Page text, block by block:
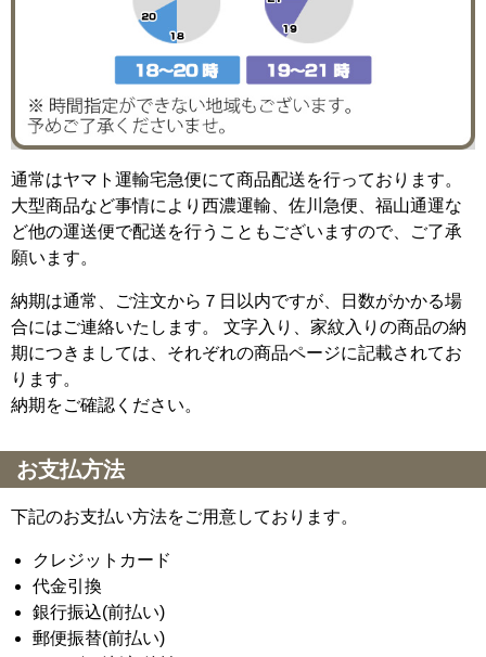
通常はヤマト運輸宅急便にて商品配送を行っております。
大型商品など事情により西濃運輸、佐川急便、福山通運な
ど他の運送便で配送を行うこともございますので、ご了承
願います。
納期は通常、ご注文から７日以内ですが、日数がかかる場
合にはご連絡いたします。 文字入り、家紋入りの商品の納
期につきましては、それぞれの商品ページに記載されてお
ります。
納期をご確認ください。
お支払方法
下記のお支払い方法をご用意しております。
クレジットカード
代金引換
銀行振込(前払い)
郵便振替(前払い)